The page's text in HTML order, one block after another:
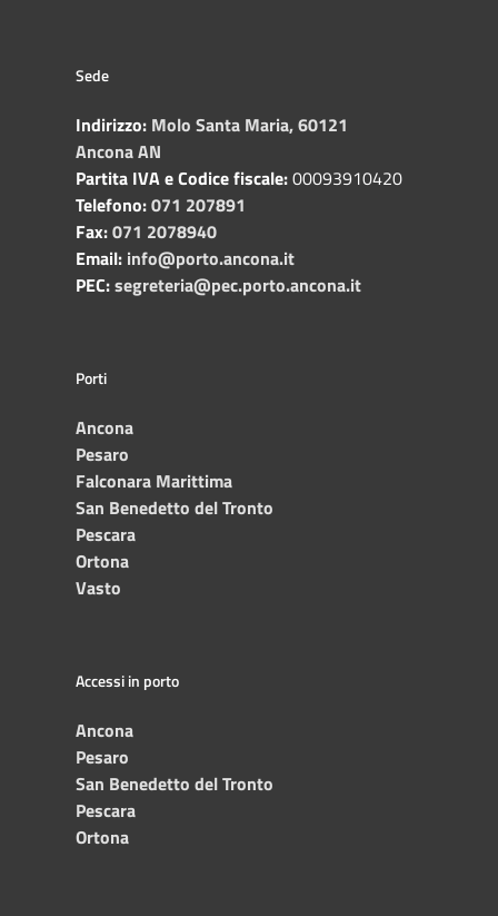
Sede
Indirizzo: Molo Santa Maria, 60121
Ancona AN
Partita IVA e Codice fiscale:00093910420
Telefono:071 207891
Fax:071 2078940
Email: info@porto.ancona.it
PEC:segreteria@pec.porto.ancona.it
Porti
Ancona
Pesaro
Falconara Marittima
San Benedetto del Tronto
Pescara
Ortona
Vasto
Accessi in porto
Ancona
Pesaro
San Benedetto del Tronto
Pescara
Ortona